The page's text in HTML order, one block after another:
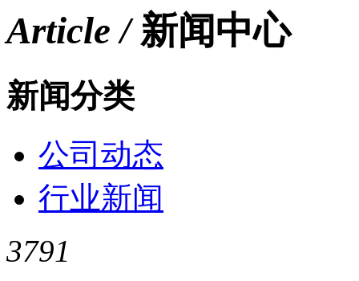
Article /新闻中心
新闻分类
公司动态
行业新闻
3791